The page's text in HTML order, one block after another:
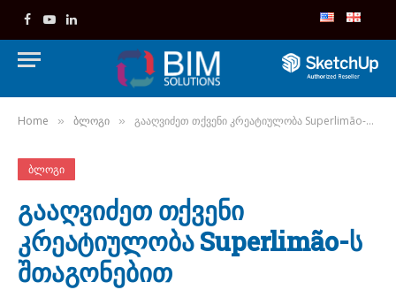
Facebook
YouTubeLinkedIn
Home » ბლოგი » გააღვიძეთ თქვენი კრეატიულობა Superlimão-ს შთაგონებით
ᲑᲚᲝᲒᲘ
გააღვიძეთ თქვენი
კრეატიულობა Superlimão-ს
შთაგონებით